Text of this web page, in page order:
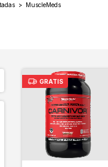
> MuscleMeds
GRATIS